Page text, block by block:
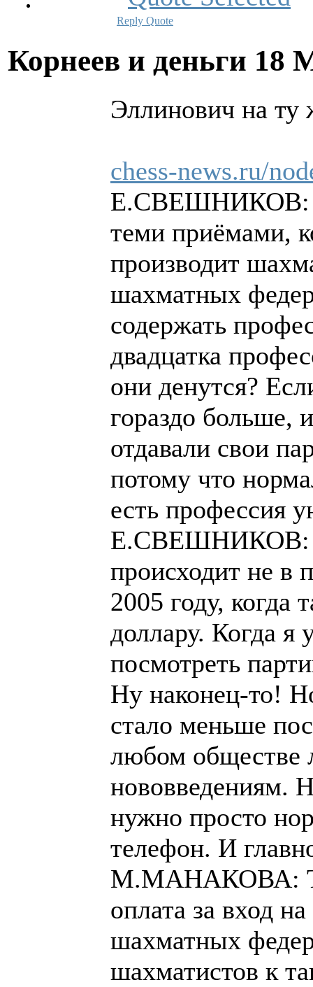
Reply Quote
Корнеев и деньги 18
Эллинович на ту
chess-news.ru/
Е.СВЕШНИКОВ:
теми приёмами,
производит
шахматных
содержать
двадцатка
они денутся?
гораздо больше,
отдавали свои
потому что
есть профессия
Е.СВЕШНИКОВ: И
происходит не в
2005 году, когда
доллару. Когда я
посмотреть
Ну наконец-то!
стало меньше
любом обществе
нововведениям.
нужно просто
телефон. И
М.МАНАКОВА: То
оплата за вход
шахматных
шахматистов к